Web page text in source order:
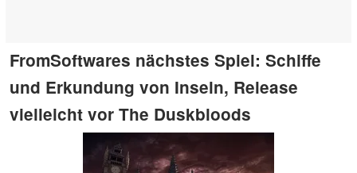
FromSoftwares nächstes Spiel: Schiffe
und Erkundung von Inseln, Release
vielleicht vor The Duskbloods